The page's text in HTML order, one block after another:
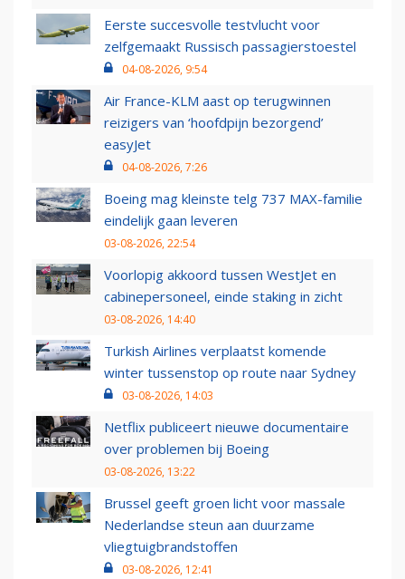
Eerste succesvolle testvlucht voor
zelfgemaakt Russisch passagierstoestel
04-08-2026, 9:54
Air France-KLM aast op terugwinnen
reizigers van ‘hoofdpijn bezorgend’
easyJet
04-08-2026, 7:26
Boeing mag kleinste telg 737 MAX-familie
eindelijk gaan leveren
03-08-2026, 22:54
Voorlopig akkoord tussen WestJet en
cabinepersoneel, einde staking in zicht
03-08-2026, 14:40
Turkish Airlines verplaatst komende
winter tussenstop op route naar Sydney
03-08-2026, 14:03
Netflix publiceert nieuwe documentaire
over problemen bij Boeing
03-08-2026, 13:22
Brussel geeft groen licht voor massale
Nederlandse steun aan duurzame
vliegtuigbrandstoffen
03-08-2026, 12:41